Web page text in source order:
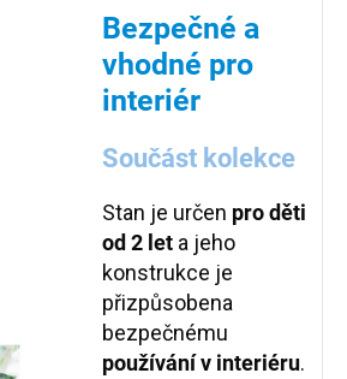
Bezpečné a
vhodné pro
interiér
Součást kolekce
Stan je určen pro děti
od 2 let a jeho
konstrukce je
přizpůsobena
bezpečnému
používání v interiéru.